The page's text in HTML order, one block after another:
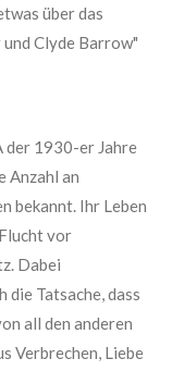
über das
Clyde Barrow"
der 1930-er Jahre
Anzahl an
bekannt. Ihr Leben
vor
Dabei
die Tatsache, dass
all den anderen
Verbrechen, Liebe